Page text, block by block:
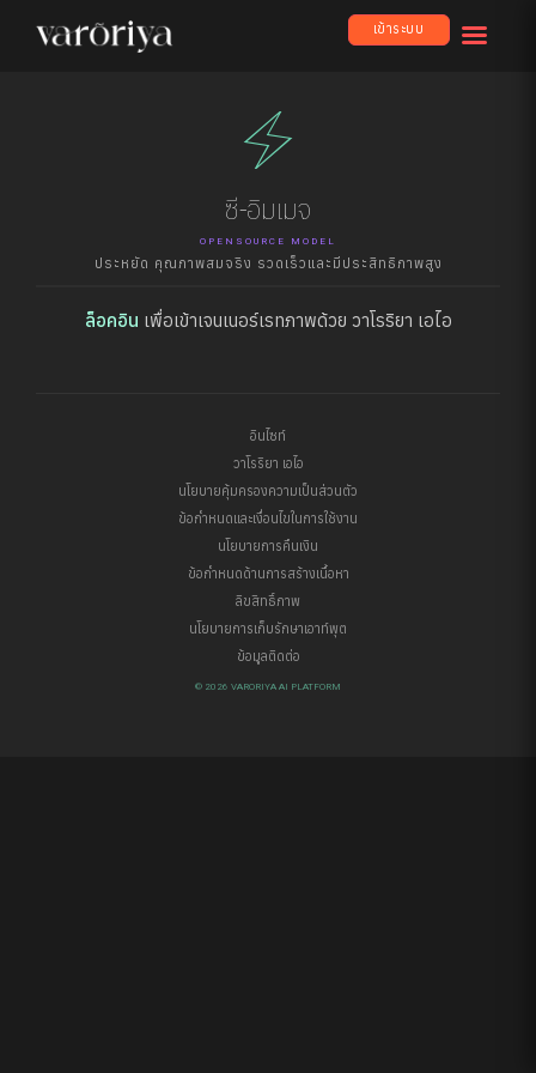
เข้าระบบ
electric_bolt
ซี-อิมเมจ
OPENSOURCE MODEL
ประหยัด คุณภาพสมจริง รวดเร็วและมีประสิทธิภาพสูง
ล็อคอิน เพื่อเข้าเจนเนอร์เรทภาพด้วย วาโรริยา เอไอ
อินไซท์
วาโรริยา เอไอ
นโยบายคุ้มครองความเป็นส่วนตัว
ข้อกำหนดและเงื่อนไขในการใช้งาน
นโยบายการคืนเงิน
ข้อกำหนดด้านการสร้างเนื้อหา
ลิขสิทธิ์ภาพ
นโยบายการเก็บรักษาเอาท์พุต
ข้อมูลติดต่อ
© 2026 VARORIYA AI PLATFORM